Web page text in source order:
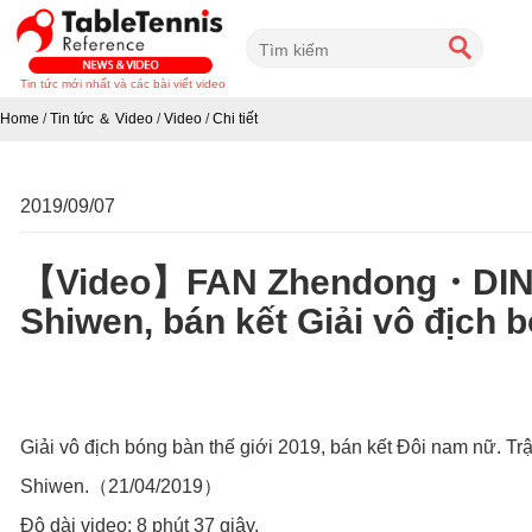
Tin tức mới nhất và các bài viết video
Home /Tin tức ＆ Video /Video /Chi tiết
2019/09/07
【Video】FAN Zhendong・
Shiwen, bán kết Giải vô địch
Giải vô địch bóng bàn thế giới 2019, bán kết Đôi nam nữ.
Shiwen.（21/04/2019）
Độ dài video: 8 phút 37 giây.